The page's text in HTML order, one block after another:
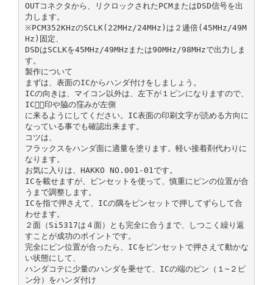
OUTコネクタから、リクロックされたPCMまたはDSD信号を出
力します。
※PCM352KHzのSCLK(22MHz/24MHz)は２逓倍(45MHz/49M
Hz)固定、
DSDはSCLKを45MHz/49MHzまたは90MHz/98MHzで出力しま
す。
製作について
まずは、表面のICからハンダ付けをしましょう。
ICの向きは、マイコン以外は、左下が１ピンになりますので、
ICの⃝印や脇の窪みが左側
に来るようにしてください。IC表面の印刷文字が読める方向に
なっている事でも確認出来ます。
コツは、
フラックスをハンダ面に適量を塗ります。軽い接着剤代わりに
なります。
お気に入りは、HAKKO NO.001-01です。
ICを載せますが、ピンセットを使って、慎重にピンの位置が合
うまで調整します。
ICを指で押さえて、ICの隅をピンセットで押してずらして合
わせます。
２面（Si5317は４面）とも完全に合うまで、しつこく繰り返
すことが成功のポイントです。
完全にピン位置が合ったら、ICをピンセットで押さえて動かな
い状態にして、
ハンダコテに少量のハンダを乗せて、ICの端のピン（１∼２ピ
ン分）をハンダ付け